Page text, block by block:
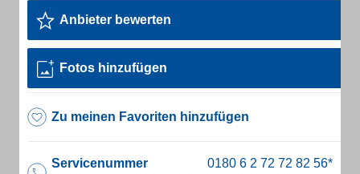
Anbieter bewerten
Fotos hinzufügen
Zu meinen Favoriten hinzufügen
Servicenummer